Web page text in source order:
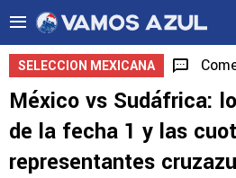
SELECCION MEXICANA
México vs Sudáfrica:
de la fecha 1 y las
representantes